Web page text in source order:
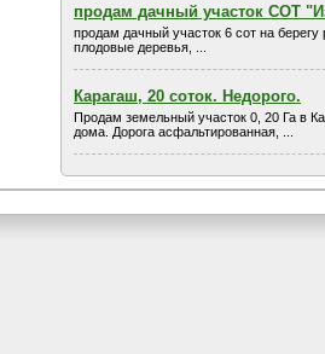
продам дачный участок СОТ
продам дачный участок 6 сот на
плодовые деревья, ...
Карагаш, 20 соток. Недорого.
Продам земельный участок 0, 20 Га в
дома. Дорога асфальтированная, ...